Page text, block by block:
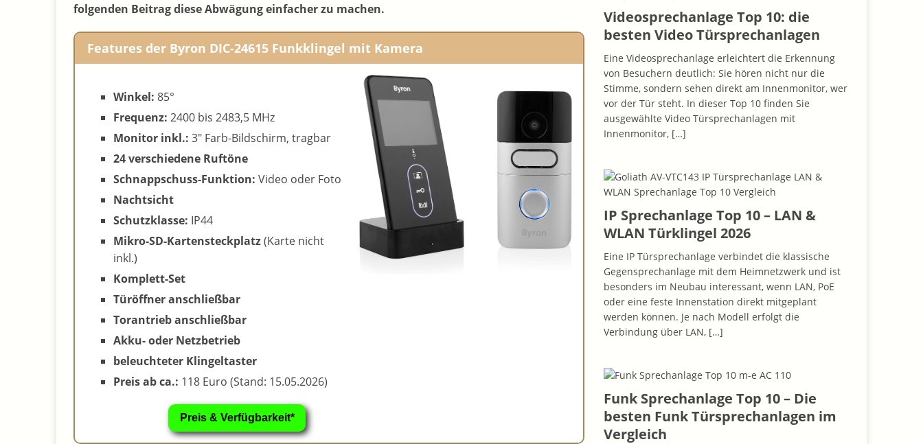
folgenden Beitrag diese Abwägung einfacher zu machen.
Features der Byron DIC-24615 Funkklingel mit Kamera
Winkel: 85°
Frequenz: 2400 bis 2483,5 MHz
Monitor inkl.: 3″ Farb-Bildschirm, tragbar
24 verschiedene Ruftöne
Schnappschuss-Funktion: Video oder Foto
Nachtsicht
Schutzklasse: IP44
Mikro-SD-Kartensteckplatz(Karte nicht
inkl.)
Komplett-Set
Türöffner anschließbar
Torantrieb anschließbar
Akku- oder Netzbetrieb
beleuchteter Klingeltaster
Preis ab ca.: 118 Euro (Stand: 15.05.2026)
Preis & Verfügbarkeit*
Videosprechanlage Top 10: die
besten Video Türsprechanlagen
Eine Videosprechanlage erleichtert die Erkennung
von Besuchern deutlich: Sie hören nicht nur die
Stimme, sondern sehen direkt am Innenmonitor, wer
vor der Tür steht. In dieser Top 10 finden Sie
ausgewählte Video Türsprechanlagen mit
Innenmonitor, […]
IP Sprechanlage Top 10 – LAN &
WLAN Türklingel 2026
Eine IP Türsprechanlage verbindet die klassische
Gegensprechanlage mit dem Heimnetzwerk und ist
besonders im Neubau interessant, wenn LAN, PoE
oder eine feste Innenstation direkt mitgeplant
werden können. Je nach Modell erfolgt die
Verbindung über LAN, […]
Funk Sprechanlage Top 10 – Die
besten Funk Türsprechanlagen im
Vergleich